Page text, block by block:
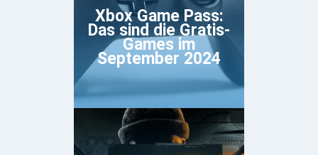
Xbox Game Pass:
Das sind die Gratis-
Games im
September 2024